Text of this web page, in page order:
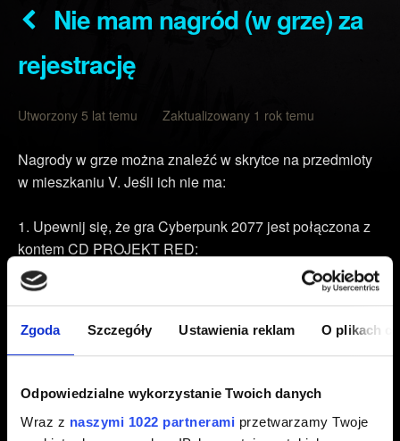
Zgoda Szczegóły Ustawienia reklam O plikach
Odpowiedzialne wykorzystanie Twoich danych
Wraz z naszymi 1022 partnerami przetwarzamy Twoje
Nie mam nagród (w grze) za
rejestrację
Utworzony 5 lat temu Zaktualizowany 1 rok temu
Nagrody w grze można znaleźć w skrytce na przedmioty
w mieszkaniu V. Jeśli ich nie ma:
Upewnij się, że gra Cyberpunk 2077 jest połączona z
kontem CD PROJEKT RED:
W głównym menu Cyberpunk 2077 otwórz MOJE
NAGRODY (w prawym dolnym rogu).
Zaloguj się na swoje konto CD PROJEKT RED przy
użyciu podanego osobistego linku (link jest przypisany do
RED, będziesz mieć możliwość założenia go za darmo.
Upewnij się, że masz połączenie z internetem i